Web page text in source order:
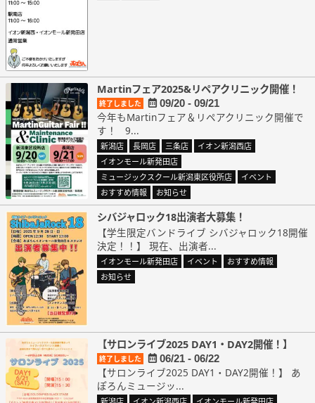
Martinフェア2025&リペアクリニック開催！
終了しました 09/20 - 09/21
今年もMartinフェア＆リペアクリニック開催で
す！ 9...
新潟店 長岡店 三条店
イオン新潟西店
イオンモール新発田店
ミュージックスクール新潟東区役所店
イベント
おすすめ情報
お知らせ
シバジャロック18出演者大募集！
【学生限定バンドライブ シバジャロック18開催
決定！！】 現在、出演者...
イオンモール新発田店 イベント
おすすめ情報
お知らせ
【サロンライブ2025 DAY1・DAY2開催！】
終了しました 06/21 - 06/22
【サロンライブ2025 DAY1・DAY2開催！】 あ
ぽろんミュージッ...